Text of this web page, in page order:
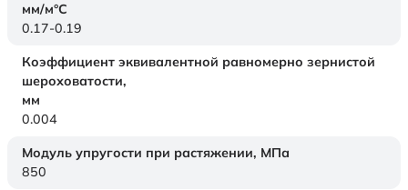
мм/м°С
0.17-0.19
Коэффициент эквивалентной равномерно зернистой
шероховатости,
мм
0.004
Модуль упругости при растяжении, МПа
850